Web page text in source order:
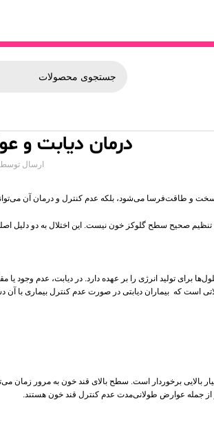
درمان دیابت و
ارسال توسط
و طاقت‌فرسا می‌شود، بلکه عدم کنترل و درمان آن
تنظیم صحیح سطح گلوکز خون نیست. این اختلال به دو دلیل
برای تولید انرژی را بر عهده دارد. در دیابت، عدم
است که بیماران دیابتی در صورت عدم کنترل بیماری با آن
بالایی برخوردار است. سطح بالای قند خون به مرور
از جمله عوارض طولانی‌مدت عدم کنترل قند خون هستند.